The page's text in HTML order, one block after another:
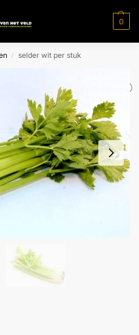
0
/ selder wit per stuk